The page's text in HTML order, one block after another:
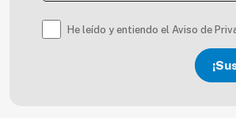
He leído y entiendo el Aviso de